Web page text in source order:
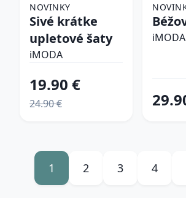
NOVINKY
Sivé krátke
upletové šaty
iMODA
19.90 €
24.90 €
iMODA
1 2 3 4